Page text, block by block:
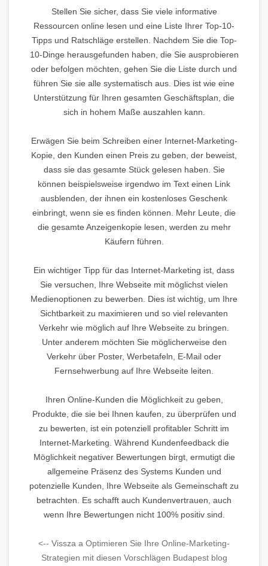
Stellen Sie sicher, dass Sie viele informative
Ressourcen online lesen und eine Liste Ihrer Top-10-
Tipps und Ratschläge erstellen. Nachdem Sie die Top-
10-Dinge herausgefunden haben, die Sie ausprobieren
oder befolgen möchten, gehen Sie die Liste durch und
führen Sie sie alle systematisch aus. Dies ist wie eine
Unterstützung für Ihren gesamten Geschäftsplan, die
sich in hohem Maße auszahlen kann.
Erwägen Sie beim Schreiben einer Internet-Marketing-
Kopie, den Kunden einen Preis zu geben, der beweist,
dass sie das gesamte Stück gelesen haben. Sie
können beispielsweise irgendwo im Text einen Link
ausblenden, der ihnen ein kostenloses Geschenk
einbringt, wenn sie es finden können. Mehr Leute, die
die gesamte Anzeigenkopie lesen, werden zu mehr
Käufern führen.
Ein wichtiger Tipp für das Internet-Marketing ist, dass
Sie versuchen, Ihre Webseite mit möglichst vielen
Medienoptionen zu bewerben. Dies ist wichtig, um Ihre
Sichtbarkeit zu maximieren und so viel relevanten
Verkehr wie möglich auf Ihre Webseite zu bringen.
Unter anderem möchten Sie möglicherweise den
Verkehr über Poster, Werbetafeln, E-Mail oder
Fernsehwerbung auf Ihre Webseite leiten.
Ihren Online-Kunden die Möglichkeit zu geben,
Produkte, die sie bei Ihnen kaufen, zu überprüfen und
zu bewerten, ist ein potenziell profitabler Schritt im
Internet-Marketing. Während Kundenfeedback die
Möglichkeit negativer Bewertungen birgt, ermutigt die
allgemeine Präsenz des Systems Kunden und
potenzielle Kunden, Ihre Webseite als Gemeinschaft zu
betrachten. Es schafft auch Kundenvertrauen, auch
wenn Ihre Bewertungen nicht 100% positiv sind.
<-- Vissza a Optimieren Sie Ihre Online-Marketing-
Strategien mit diesen Vorschlägen Budapest blog